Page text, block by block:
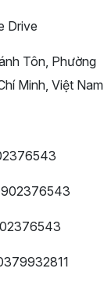
Drive
Tôn, Phường
Minh, Việt Nam